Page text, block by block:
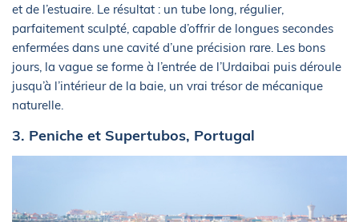
et de l’estuaire. Le résultat : un tube long, régulier,
parfaitement sculpté, capable d’offrir de longues secondes
enfermées dans une cavité d’une précision rare. Les bons
jours, la vague se forme à l’entrée de l’Urdaibai puis déroule
jusqu’à l’intérieur de la baie, un vrai trésor de mécanique
naturelle.
3. Peniche et Supertubos, Portugal